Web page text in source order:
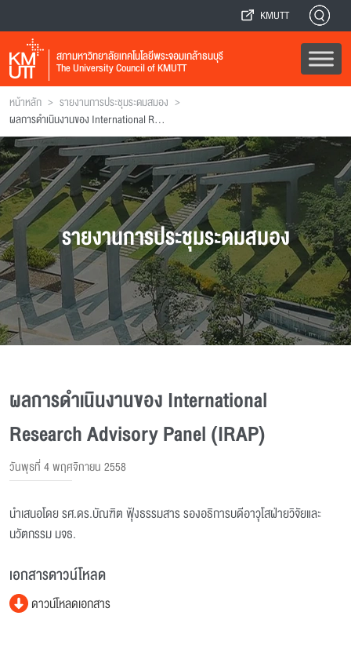
KMUTT
สภามหาวิทยาลัยเทคโนโลยีพระจอมเกล้าธนบุรี
The University Council of KMUTT
หน้าหลัก > รายงานการประชุมระดมสมอง >
ผลการดำเนินงานของ International Research Advisory Panel (IRAP)
รายงานการประชุมระดมสมอง
ผลการดำเนินงานของ International
Research Advisory Panel (IRAP)
วันพุธที่ 4 พฤศจิกายน 2558
นำเสนอโดย รศ.ดร.บัณฑิต ฟุ้งธรรมสาร รองอธิการบดีอาวุโสฝ่ายวิจัยและ
นวัตกรรม มจธ.
เอกสารดาวน์โหลด
ดาวน์โหลดเอกสาร